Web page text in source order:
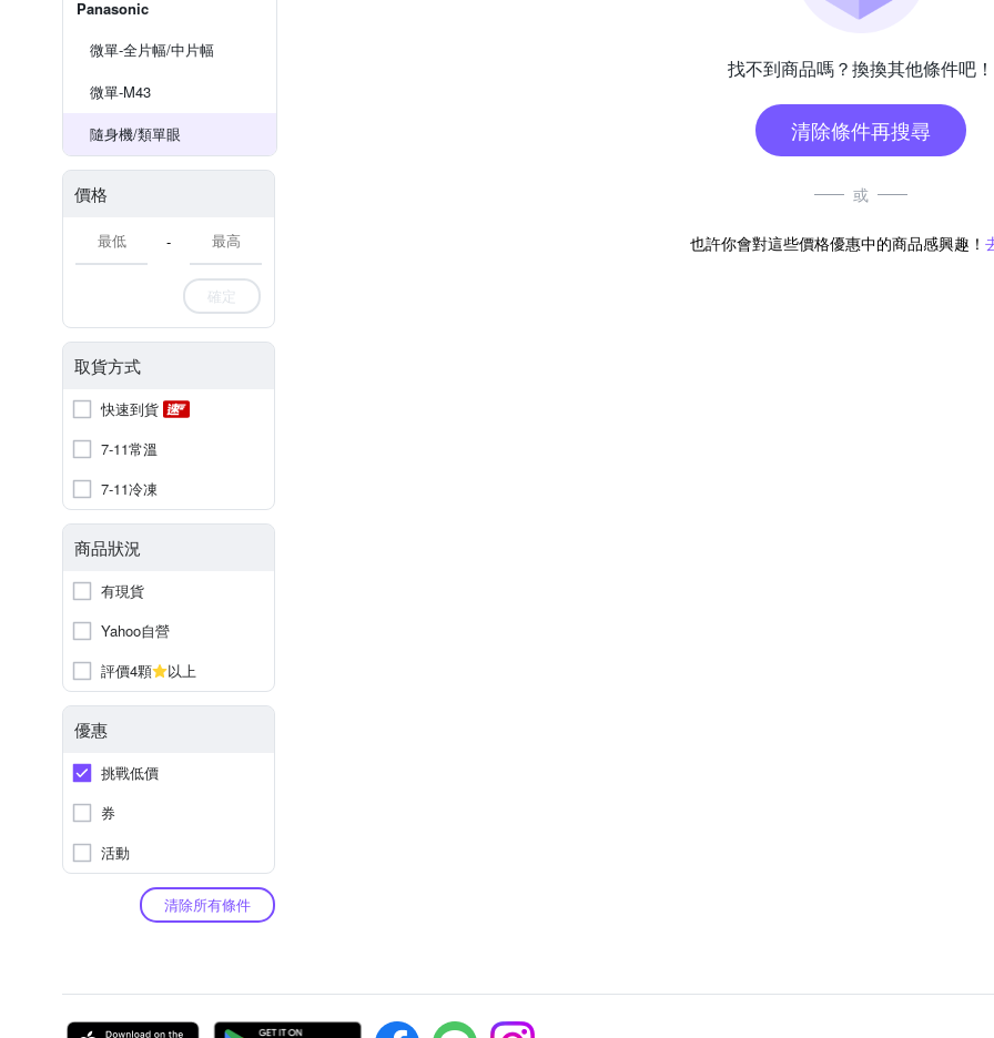
Panasonic
微單-全片幅/中片幅
微單-M43
隨身機/類單眼
價格
-
確定
取貨方式
快速到貨
7-11常溫
7-11冷凍
商品狀況
有現貨
Yahoo自營
評價4顆
以上
優惠
挑戰低價
券
活動
清除所有條件
找不到商品嗎？換換其他條件吧！
清除條件再搜尋
或
也許你會對這些價格優惠中的商品感興趣！